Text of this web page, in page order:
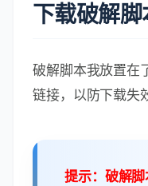
下载破解脚
破解脚本我放置在
链接，以防下载失
提示：破解